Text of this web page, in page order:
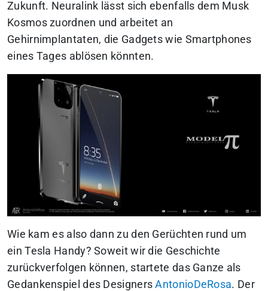
Zukunft. Neuralink lässt sich ebenfalls dem Musk
Kosmos zuordnen und arbeitet an
Gehirnimplantaten, die Gadgets wie Smartphones
eines Tages ablösen könnten.
Wie kam es also dann zu den Gerüchten rund um
ein Tesla Handy? Soweit wir die Geschichte
zurückverfolgen können, startete das Ganze als
Gedankenspiel des DesignersAntonioDeRosa. Der